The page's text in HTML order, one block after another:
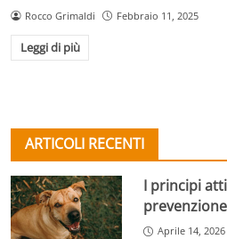
Rocco Grimaldi Febbraio 11, 2025
Leggi di più
ARTICOLI RECENTI
I principi
Aprile 14, 2026